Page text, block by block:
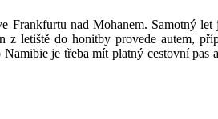
Frankfurtu nad Mohanem. Samotný
letiště do honitby provede autem,
je třeba mít platný cestovní